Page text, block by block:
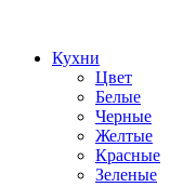
Кухни
Цвет
Белые
Черные
Желтые
Красные
Зеленые